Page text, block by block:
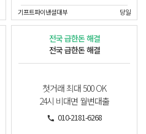
기프트파이낸셜대부 당일
전국 급한돈 해결
전국 급한돈 해결
첫거래 최대 500 OK
24시 비대면 월변대출
010-2181-6268